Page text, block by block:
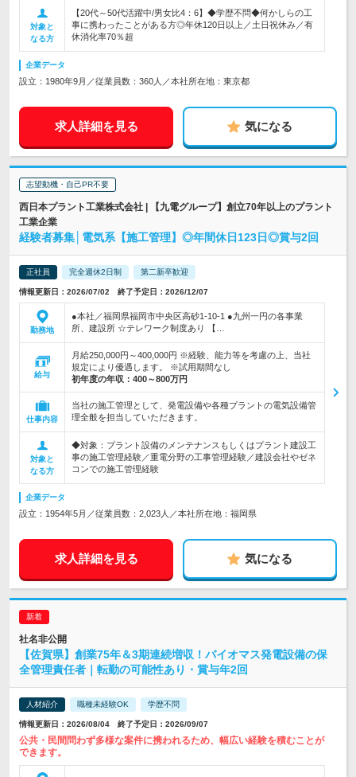
対象と
なる方
【20代～50代活躍中/男女比4：6】◆学歴不問◆何かしらの工
事に携わったことがある方◎年休120日以上／土日祝休み／有
休消化率70％超
企業データ
設立：1980年9月／従業員数：360人／本社所在地：東京都
求人詳細を見る 気になる
志望動機・自己PR不要
西日本プラント工業株式会社 | 【九電グループ】創立70年以上のプラント
工業企業
経験者募集│電気系【施工管理】◎年間休日123日◎賞与2回
正社員 完全週休2日制 第二新卒歓迎
情報更新日：2026/07/02 終了予定日：2026/12/07
勤務地
●本社／福岡県福岡市中央区高砂1-10-1 ●九州一円の各事業
所、建設所 ☆テレワーク制度あり 【…
給与
月給250,000円～400,000円 ※経験、能力等を考慮の上、当社
規定により優遇します。 ※試用期間なし
初年度の年収： 400～800万円
仕事内容
当社の施工管理として、発電設備や各種プラントの電気設備管
理全般を担当していただきます。
対象と
なる方
◆対象：プラント設備のメンテナンスもしくはプラント建設工
事の施工管理経験／重電分野の工事管理経験／建設会社やゼネ
コンでの施工管理経験
企業データ
設立：1954年5月／従業員数：2,023人／本社所在地：福岡県
求人詳細を見る 気になる
社名非公開
【佐賀県】創業75年＆3期連続増収！バイオマス発電設備の保
全管理責任者｜転勤の可能性あり・賞与年2回
人材紹介 職種未経験OK 学歴不問
情報更新日：2026/08/04 終了予定日：2026/09/07
公共・民間問わず多様な案件に携われるため、幅広い経験を積むことが
できます。